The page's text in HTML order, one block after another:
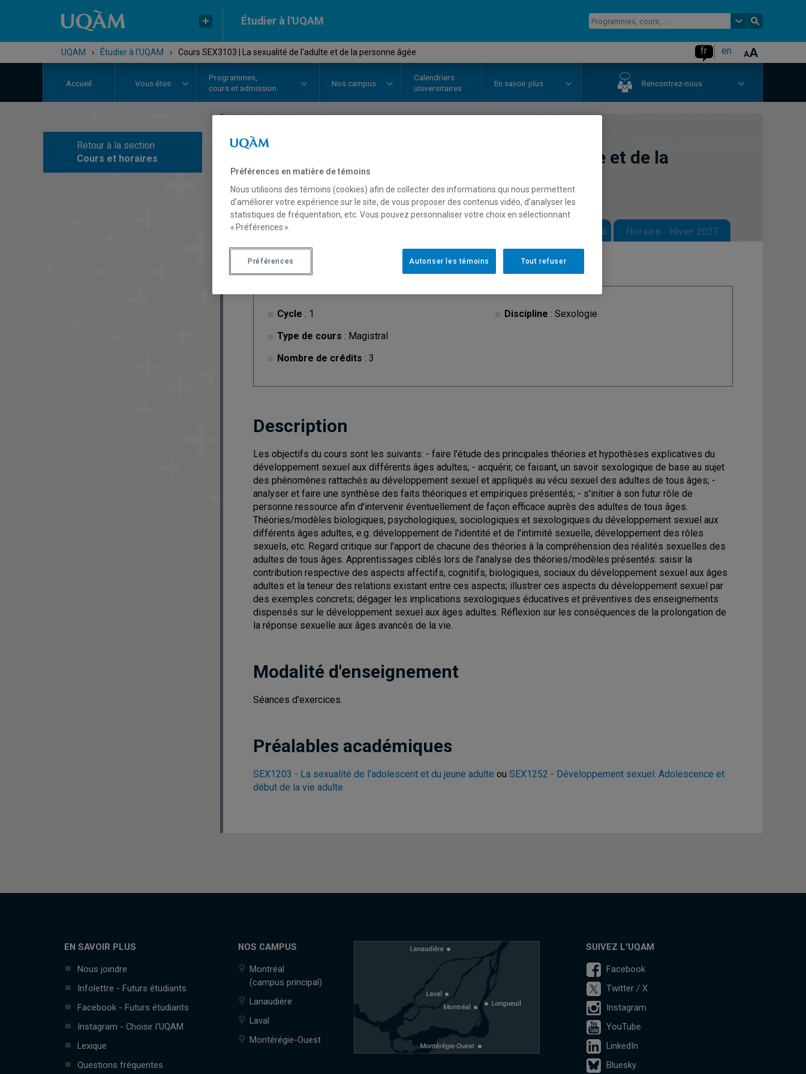
Étudier à l'UQAM
UQAM › Étudier à l'UQAM › Cours SEX3103 | La sexualité de l'adulte et de la personne âgée fr en
Accueil Vous êtes
Programmes,
cours et admission
Nos campus
Calendriers
universitaires
En savoir plus Rencontrez-nous
Retour à la section
Cours et horaires
La sexualité de l'adulte et de la
personne âgée
Description Horaire - Automne 2026 Horaire - Hiver 2027
Cycle : 1
Type de cours : Magistral
Nombre de crédits : 3
Discipline : Sexologie
Description
Les objectifs du cours sont les suivants: - faire l'étude des principales théories et hypothèses explicatives du
développement sexuel aux différents âges adultes; - acquérir, ce faisant, un savoir sexologique de base au sujet
des phénomènes rattachés au développement sexuel et appliqués au vécu sexuel des adultes de tous âges; -
analyser et faire une synthèse des faits théoriques et empiriques présentés; - s'initier à son futur rôle de
personne ressource afin d'intervenir éventuellement de façon efficace auprès des adultes de tous âges.
Théories/modèles biologiques, psychologiques, sociologiques et sexologiques du développement sexuel aux
différents âges adultes, e.g. développement de l'identité et de l'intimité sexuelle, développement des rôles
sexuels, etc. Regard critique sur l'apport de chacune des théories à la compréhension des réalités sexuelles des
adultes de tous âges. Apprentissages ciblés lors de l'analyse des théories/modèles présentés: saisir la
contribution respective des aspects affectifs, cognitifs, biologiques, sociaux du développement sexuel aux âges
adultes et la teneur des relations existant entre ces aspects; illustrer ces aspects du développement sexuel par
des exemples concrets; dégager les implications sexologiques éducatives et préventives des enseignements
dispensés sur le développement sexuel aux âges adultes. Réflexion sur les conséquences de la prolongation de
la réponse sexuelle aux âges avancés de la vie.
Modalité d'enseignement
Séances d'exercices.
Préalables académiques
SEX1203 - La sexualité de l'adolescent et du jeune adulte ou SEX1252 - Développement sexuel: Adolescence et
début de la vie adulte
EN SAVOIR PLUS
Nous joindre
Infolettre - Futurs étudiants
Facebook - Futurs étudiants
Instagram - Choisir l'UQAM
Lexique
Questions fréquentes
NOS CAMPUS
Montréal
(campus principal)
Lanaudière
Laval
Montérégie-Ouest
SUIVEZ L'UQAM
Facebook
Twitter / X
Instagram
YouTube
LinkedIn
Bluesky
Préférences en matière de témoins
Nous utilisons des témoins (cookies) afin de collecter des informations qui nous permettent
d’améliorer votre expérience sur le site, de vous proposer des contenus vidéo, d’analyser les
statistiques de fréquentation, etc. Vous pouvez personnaliser votre choix en sélectionnant
« Préférences ».
Tout refuser
Autoriser les témoins
Préférences